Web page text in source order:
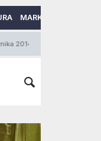
MARKETING
do zębów –